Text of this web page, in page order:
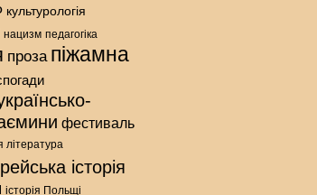
культурологія
нацизм педагогіка
проза піжамна
фестиваль
література
історія
історія Польщі